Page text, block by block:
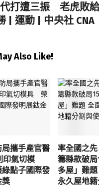
打遭三振 老虎敗
| 運動 | 中央社 CNA
Also Like!
局攜手產官醫
印氣切模
點子國際發
獎
率全國之
籌縣款破
多屋」難
永久屋地